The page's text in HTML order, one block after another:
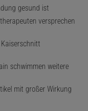
gesund ist
versprechen
schwimmen weitere
mit großer Wirkung